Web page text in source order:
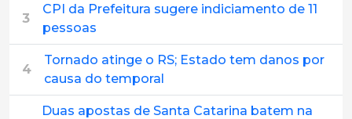
3
CPI da Prefeitura sugere indiciamento de 11
pessoas
4
Tornado atinge o RS; Estado tem danos por
causa do temporal
Duas apostas de Santa Catarina batem na